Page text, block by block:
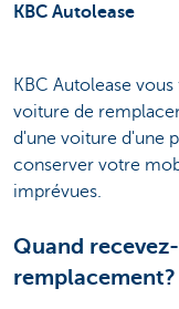
KBC Autolease
KBC Autolease
voiture de
d'une voiture d'une
conserver votre
imprévues.
Quand
remplacement?